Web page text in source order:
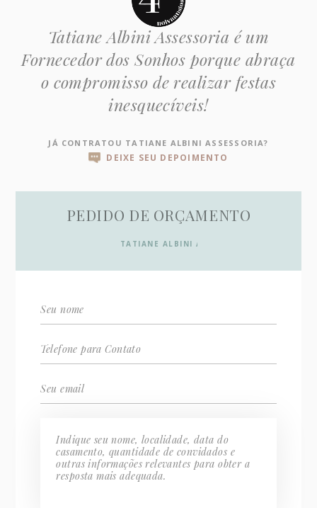
Tatiane Albini Assessoria é um
Fornecedor dos Sonhos porque abraça
o compromisso de realizar festas
inesquecíveis!
JÁ CONTRATOU TATIANE ALBINI ASSESSORIA?
DEIXE SEU DEPOIMENTO
PEDIDO DE ORÇAMENTO